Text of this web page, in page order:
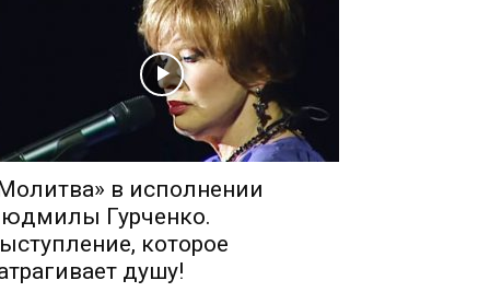
в исполнении
Гурченко.
которое
душу!